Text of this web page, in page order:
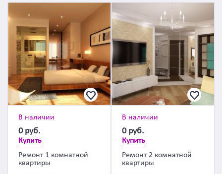
В наличии
0 руб.
Купить
Ремонт 1 комнатной
квартиры
В наличии
0 руб.
Купить
Ремонт 2 комнатной
квартиры